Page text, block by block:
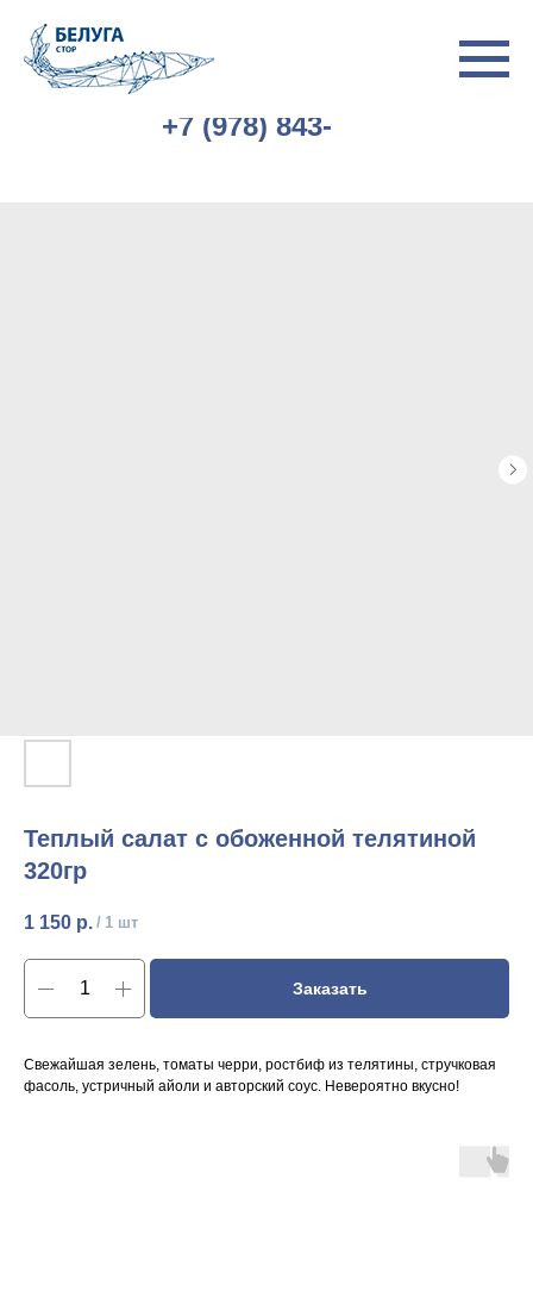
+7 (978) 843-
Теплый салат с обоженной телятиной
320гр
1 150 р. / 1 шт
Заказать
Свежайшая зелень, томаты черри, ростбиф из телятины, стручковая
фасоль, устричный айоли и авторский соус. Невероятно вкусно!